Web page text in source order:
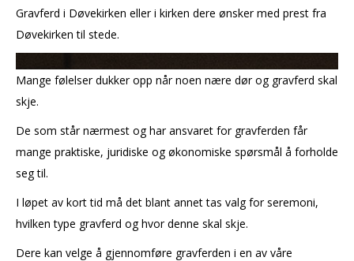
KONTAKT
KIRKELIGE HANDLINGER
Gravferd i Døvekirken eller i kirken dere ønsker med prest fra
Døvekirken til stede.
Mange følelser dukker opp når noen nære dør og gravferd skal
skje.
De som står nærmest og har ansvaret for gravferden får
mange praktiske, juridiske og økonomiske spørsmål å forholde
seg til.
I løpet av kort tid må det blant annet tas valg for seremoni,
hvilken type gravferd og hvor denne skal skje.
Dere kan velge å gjennomføre gravferden i en av våre